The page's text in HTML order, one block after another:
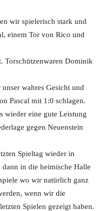
wir spielerisch stark und
einem Tor von Rico und
Torschützenwaren Dominik
wahres Gesicht und
Pascal mit 1:0 schlagen.
wieder eine gute Leistung
gegen Neuenstein
Spieltag wieder in
in die heimische Halle
wo wir natürlich ganz
wenn wir die
Spielen gezeigt haben.